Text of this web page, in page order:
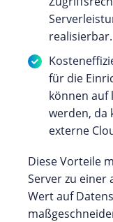
realisierbar.
für die
können auf
werden, da
externe
Diese Vorteile
Server zu
Wert auf